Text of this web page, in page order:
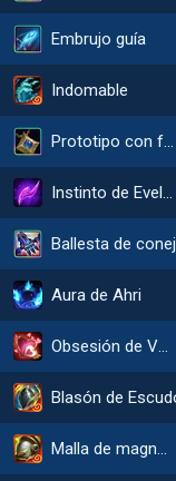
Embrujo guía
Indomable
Prototipo con fugas
Instinto de Evelynn
Aura de Ahri
Obsesión de Varus
Malla de magnate